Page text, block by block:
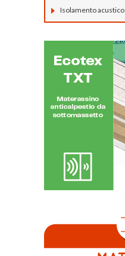
Isolamento acustico